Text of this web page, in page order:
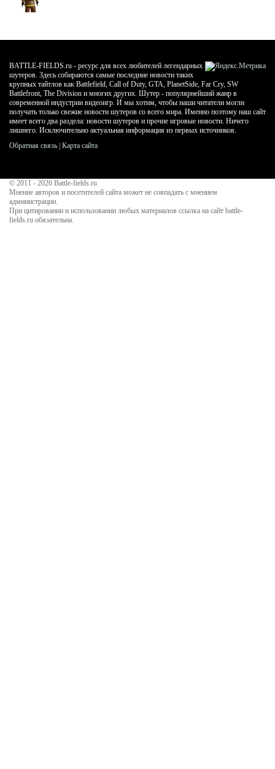
BATTLE-FIELDS.ru - ресурс для всех любителей легендарных
шутеров. Здесь собираются самые последние новости таких
крупных тайтлов как Battlefield, Call of Duty, GTA, PlanetSide, Far Cry, SW
Battlefront, The Division и многих других. Шутер - популярнейший жанр в
современной индустрии видеоигр. И мы хотим, чтобы наши читатели могли
получать только свежие новости шутеров со всего мира. Именно поэтому наш сайт
имеет всего два раздела: новости шутеров и прочие игровые новости. Ничего
лишнего. Исключительно актуальная информация из первых источников.
Обратная связь Карта сайта
© 2011 - 2026 Battle-fields.ru
Мнение авторов и посетителей сайта может не совпадать с мнением
администрации.
При цитировании и использовании любых материалов ссылка на сайт battle-
fields.ru обязательна.